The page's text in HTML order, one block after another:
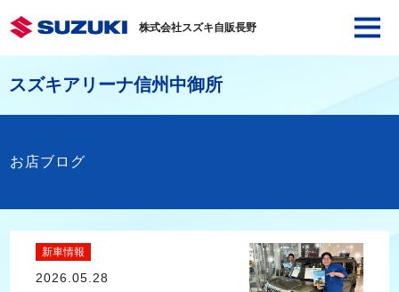
株式会社スズキ自販長野
スズキアリーナ信州中御所
お店ブログ
新車情報
2026.05.28